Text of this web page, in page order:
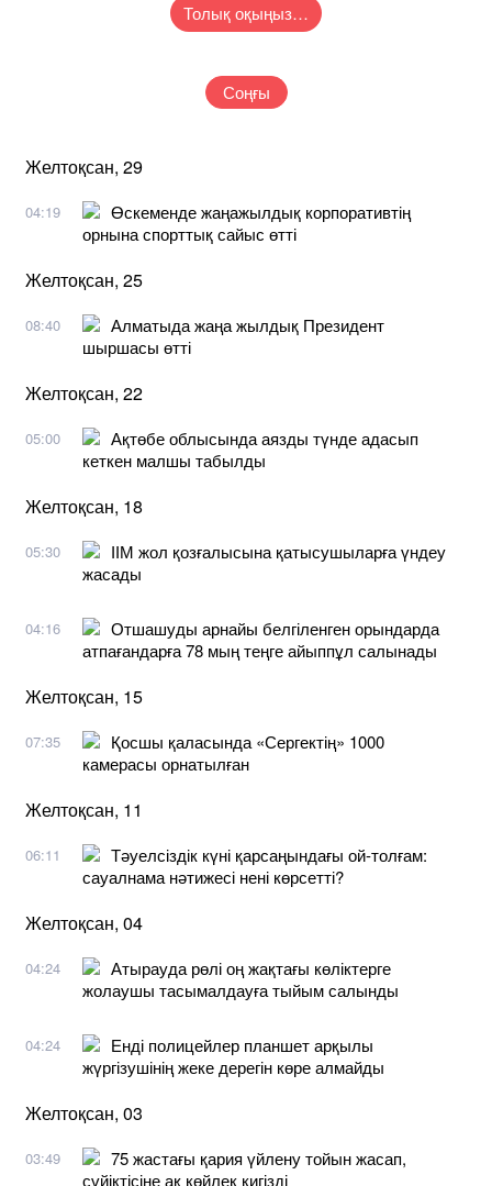
Толық оқыңыз…
Соңғы
Желтоқсан, 29
04:19
Өскеменде жаңажылдық корпоративтің
орнына спорттық сайыс өтті
Желтоқсан, 25
08:40
Алматыда жаңа жылдық Президент
шыршасы өтті
Желтоқсан, 22
05:00
Ақтөбе облысында аязды түнде адасып
кеткен малшы табылды
Желтоқсан, 18
05:30
ІІМ жол қозғалысына қатысушыларға үндеу
жасады
04:16
Отшашуды арнайы белгіленген орындарда
атпағандарға 78 мың теңге айыппұл салынады
Желтоқсан, 15
07:35
Қосшы қаласында «Сергектің» 1000
камерасы орнатылған
Желтоқсан, 11
06:11
Тәуелсіздік күні қарсаңындағы ой-толғам:
сауалнама нәтижесі нені көрсетті?
Желтоқсан, 04
04:24
Атырауда рөлі оң жақтағы көліктерге
жолаушы тасымалдауға тыйым салынды
04:24
Енді полицейлер планшет арқылы
жүргізушінің жеке дерегін көре алмайды
Желтоқсан, 03
03:49
75 жастағы қария үйлену тойын жасап,
сүйіктісіне ақ көйлек кигізді